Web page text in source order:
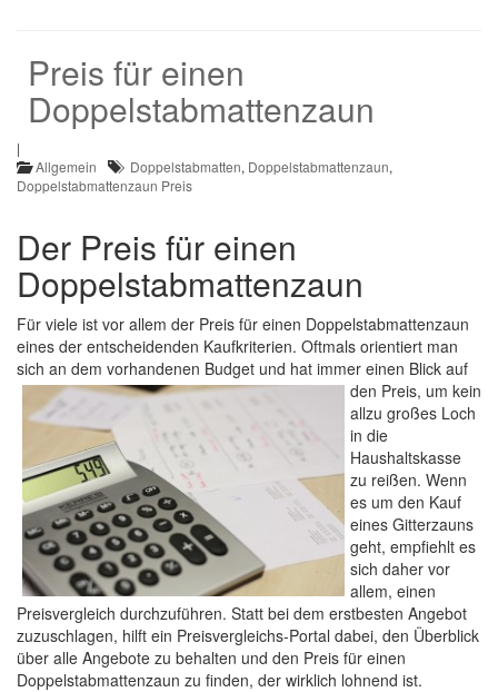
Preis für einen
Doppelstabmattenzaun
|
Allgemein
Doppelstabmatten, Doppelstabmattenzaun,
Doppelstabmattenzaun Preis
Der Preis für einen
Doppelstabmattenzaun
Für viele ist vor allem der Preis für einen Doppelstabmattenzaun
eines der entscheidenden Kaufkriterien. Oftmals orientiert man
sich an dem vorhandenen Budget und hat immer einen Blick auf
den Preis, um kein
allzu großes Loch
in die
Haushaltskasse
zu reißen. Wenn
es um den Kauf
eines Gitterzauns
geht, empfiehlt es
sich daher vor
allem, einen
Preisvergleich durchzuführen. Statt bei dem erstbesten Angebot
zuzuschlagen, hilft ein Preisvergleichs-Portal dabei, den Überblick
über alle Angebote zu behalten und den Preis für einen
Doppelstabmattenzaun zu finden, der wirklich lohnend ist.